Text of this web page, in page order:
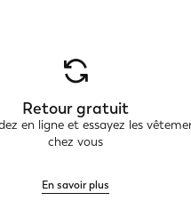
Retour gratuit
en ligne et essayez les
chez vous
En savoir plus